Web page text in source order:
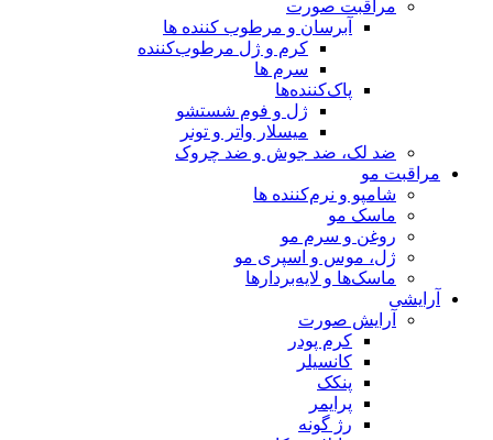
مراقبت صورت
آبرسان و مرطوب کننده ها
کرم و ژل مرطوب‌کننده
سرم ها
پاک‌کننده‌ها
ژل و فوم شستشو
میسلار واتر و تونر
ضد لک، ضد جوش و ضد چروک
مراقبت مو
شامپو و نرم‌کننده ها
ماسک مو
روغن و سرم مو
ژل، موس و اسپری مو
ماسک‌ها و لایه‌بردارها
آرایشی
آرایش صورت
کرم پودر
کانسیلر
پنکک
پرایمر
رژ گونه